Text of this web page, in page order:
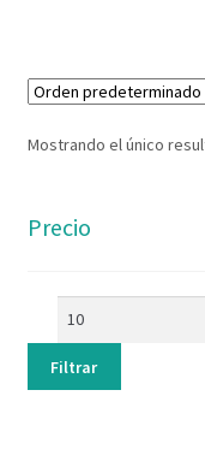
Mostrando el único
Precio
Filtrar